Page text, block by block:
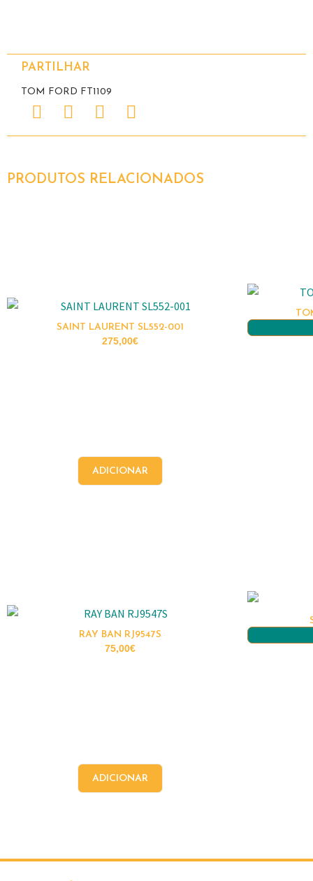
PARTILHAR
TOM FORD FT1109
PRODUTOS RELACIONADOS
SAINT LAURENT SL552-001
275,00€
ADICIONAR
RAY BAN RJ9547S
75,00€
ADICIONAR